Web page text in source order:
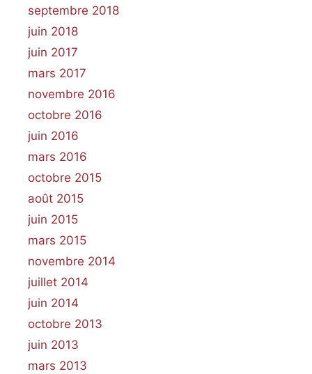
septembre 2018
juin 2018
juin 2017
mars 2017
novembre 2016
octobre 2016
juin 2016
mars 2016
octobre 2015
août 2015
juin 2015
mars 2015
novembre 2014
juillet 2014
juin 2014
octobre 2013
juin 2013
mars 2013